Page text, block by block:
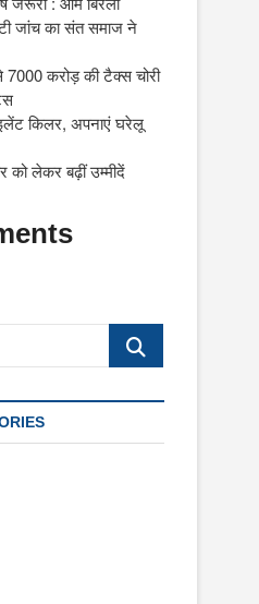
जांच का संत समाज ने
करोड़ की टैक्स चोरी
किलर, अपनाएं घरेलू
को लेकर बढ़ीं उम्मीदें
Search